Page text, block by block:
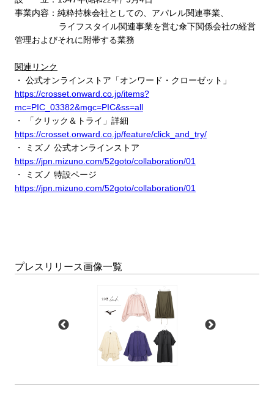
事業内容：純粋持株会社としての、アパレル関連事業、
ライフスタイル関連事業を営む傘下関係会社の経営
管理およびそれに附帯する業務
関連リンク
・ 公式オンラインストア「オンワード・クローゼット」
https://crosset.onward.co.jp/items?
mc=PIC_03382&mgc=PIC&ss=all
・ 「クリック＆トライ」詳細
https://crosset.onward.co.jp/feature/click_and_try/
・ ミズノ 公式オンラインストア
https://jpn.mizuno.com/52goto/collaboration/01
・ ミズノ 特設ページ
https://jpn.mizuno.com/52goto/collaboration/01
プレスリリース画像一覧